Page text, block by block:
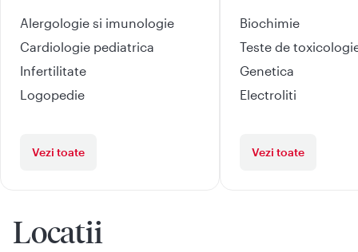
Alergologie si imunologie
Cardiologie pediatrica
Infertilitate
Logopedie
Vezi toate
Biochimie
Teste de
Genetica
Electroliti
Vezi toate
Locatii